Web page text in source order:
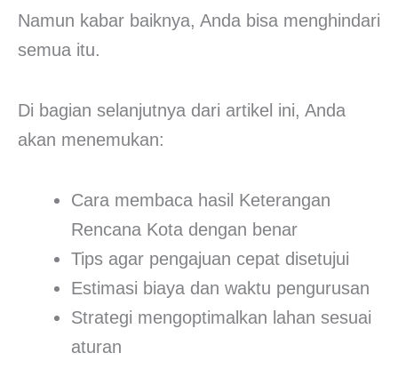
Namun kabar baiknya, Anda bisa menghindari
semua itu.
Di bagian selanjutnya dari artikel ini, Anda
akan menemukan:
Cara membaca hasil Keterangan
Rencana Kota dengan benar
Tips agar pengajuan cepat disetujui
Estimasi biaya dan waktu pengurusan
Strategi mengoptimalkan lahan sesuai
aturan